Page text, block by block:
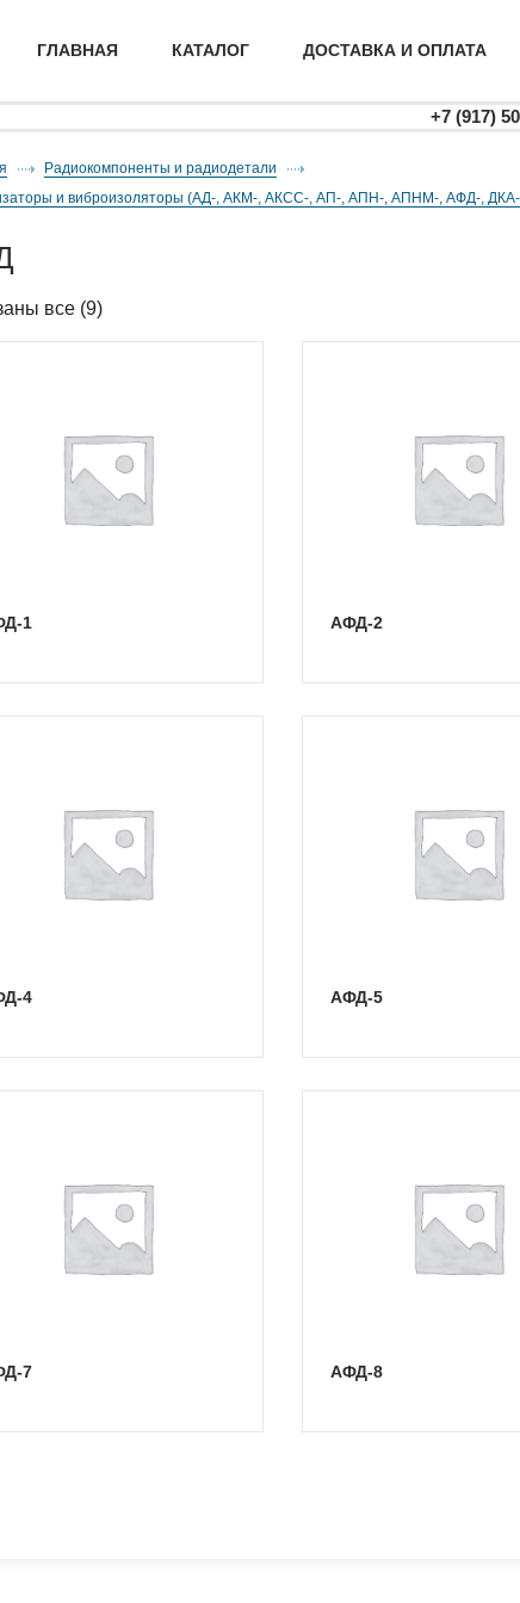
ГЛАВНАЯ КАТАЛОГ ДОСТАВКА И ОПЛАТА
+7 (917)
Радиокомпоненты и радиодетали
и виброизоляторы (АД-, АКМ-, АКСС-, АП-, АПН-, АПНМ-, АФД-, ДКА-
все (9)
1 АФД-2
4 АФД-5
7 АФД-8